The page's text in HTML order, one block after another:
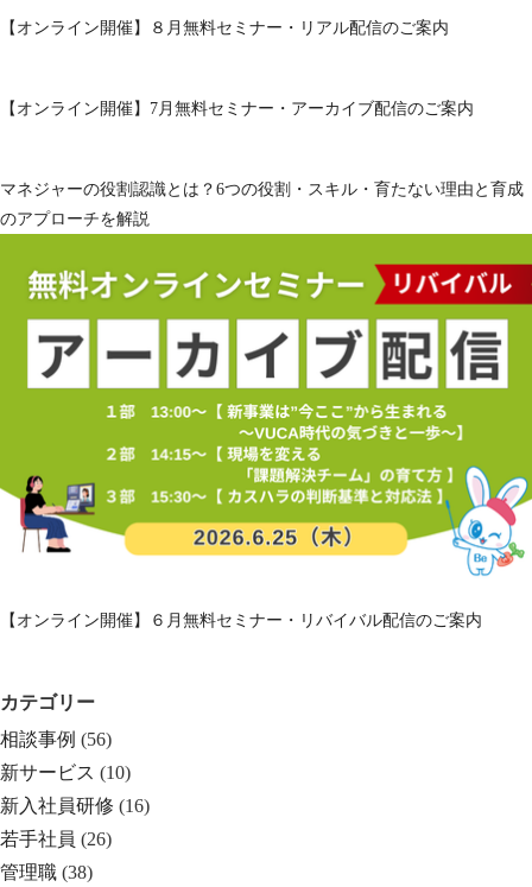
【オンライン開催】８月無料セミナー・リアル配信のご案内
【オンライン開催】7月無料セミナー・アーカイブ配信のご案内
マネジャーの役割認識とは？6つの役割・スキル・育たない理由と育成
のアプローチを解説
【オンライン開催】６月無料セミナー・リバイバル配信のご案内
カテゴリー
相談事例 (56)
新サービス (10)
新入社員研修 (16)
若手社員 (26)
管理職 (38)